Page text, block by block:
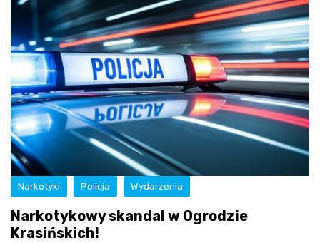
Narkotyki Policja Wydarzenia
Narkotykowy skandal w Ogrodzie
Krasińskich!